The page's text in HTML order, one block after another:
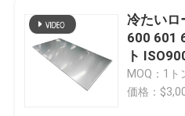
製品
ビデオ
冷たいロ
600 601
ト
MOQ：1ト
価格：